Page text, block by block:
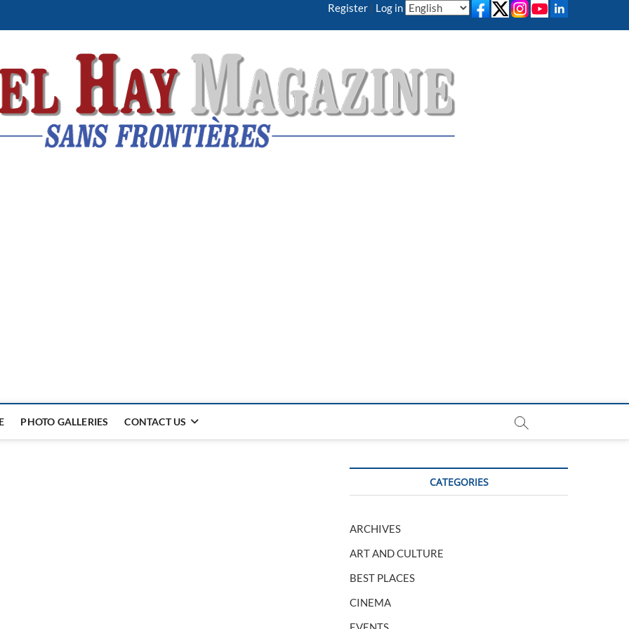
Register | Log in
PHOTO GALLERIES CONTACT US
CATEGORIES
ARCHIVES
ART AND CULTURE
BEST PLACES
CINEMA